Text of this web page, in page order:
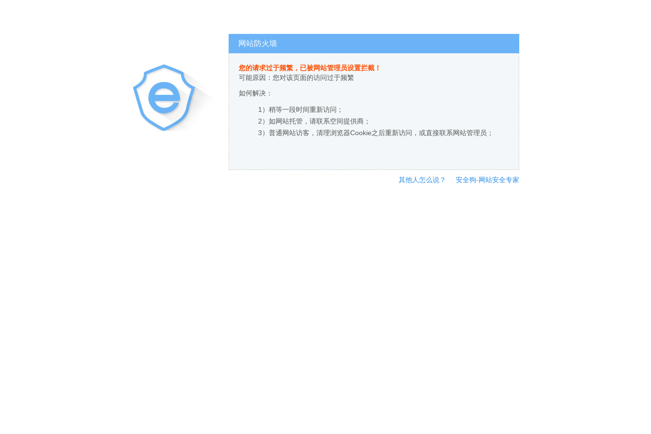
网站防火墙
您的请求过于频繁，已被网站管理员设置拦截！
可能原因：您对该页面的访问过于频繁
如何解决：
1）稍等一段时间重新访问；
2）如网站托管，请联系空间提供商；
3）普通网站访客，清理浏览器Cookie之后重新访问，或直接联系网站管理员；
其他人怎么说？ 安全狗-网站安全专家